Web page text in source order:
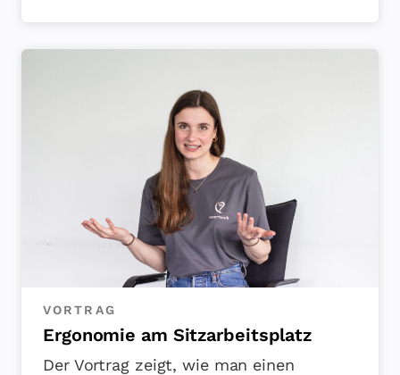
VORTRAG
Ergonomie am Sitzarbeitsplatz
Der Vortrag zeigt, wie man einen